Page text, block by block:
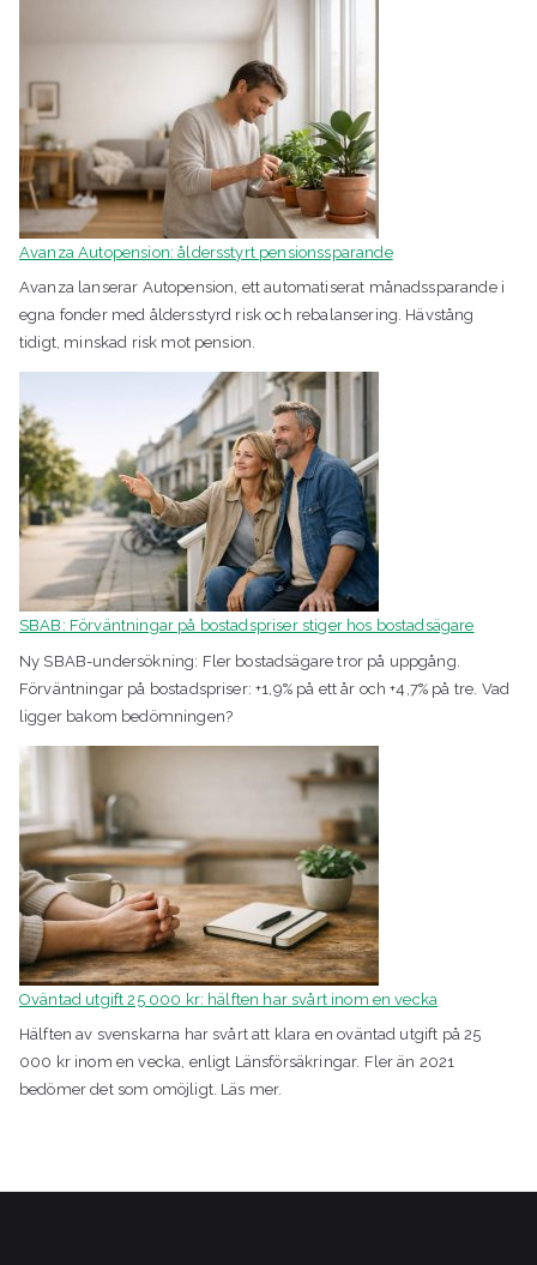
Avanza Autopension: åldersstyrt pensionssparande
Avanza lanserar Autopension, ett automatiserat månadssparande i
egna fonder med åldersstyrd risk och rebalansering. Hävstång
tidigt, minskad risk mot pension.
SBAB: Förväntningar på bostadspriser stiger hos bostadsägare
Ny SBAB-undersökning: Fler bostadsägare tror på uppgång.
Förväntningar på bostadspriser: +1,9% på ett år och +4,7% på tre. Vad
ligger bakom bedömningen?
Oväntad utgift 25 000 kr: hälften har svårt inom en vecka
Hälften av svenskarna har svårt att klara en oväntad utgift på 25
000 kr inom en vecka, enligt Länsförsäkringar. Fler än 2021
bedömer det som omöjligt. Läs mer.